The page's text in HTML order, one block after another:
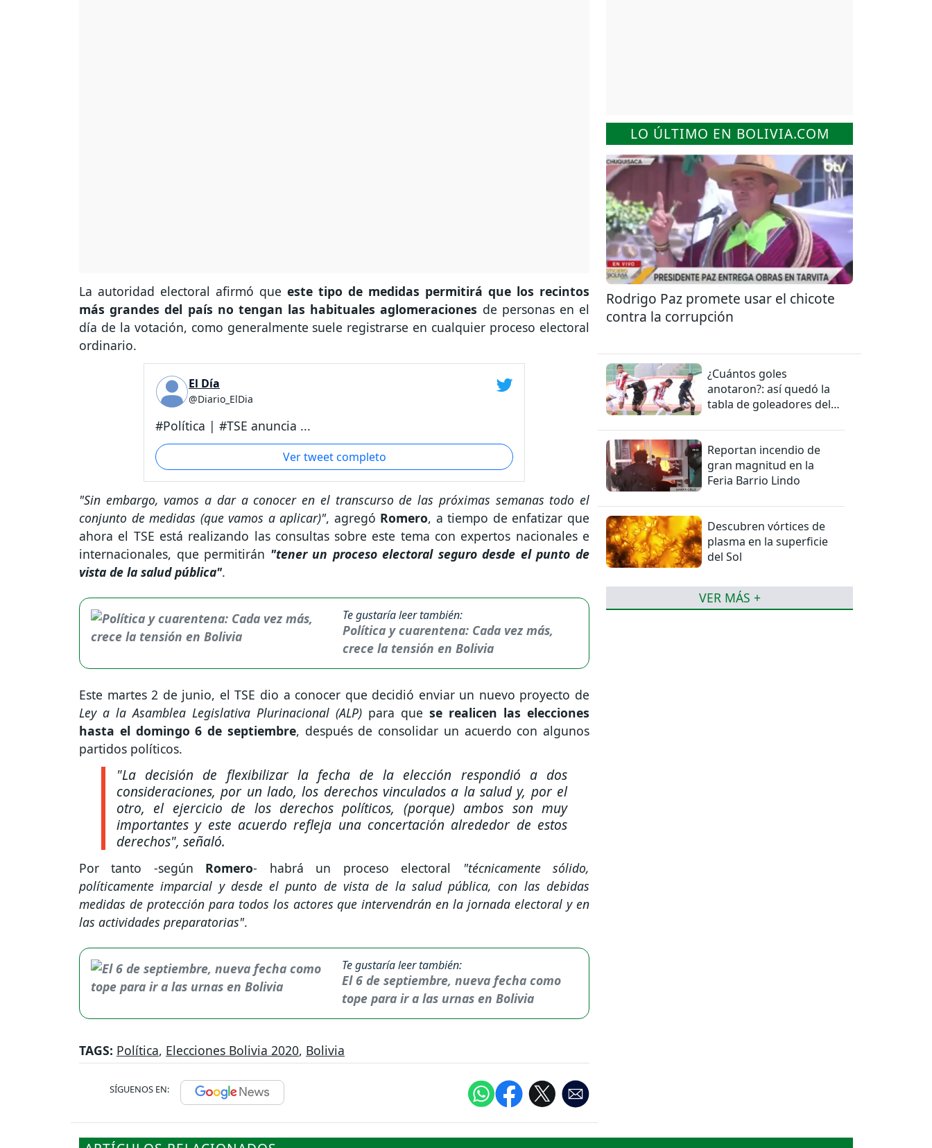
La autoridad electoral afirmó que este tipo de medidas permitirá que los recintos
más grandes del país no tengan las habituales aglomeraciones de personas en el
día de la votación, como generalmente suele registrarse en cualquier proceso electoral
ordinario.
El Día
@Diario_ElDia
#Política | #TSE anuncia ...
Ver tweet completo
"Sin embargo, vamos a dar a conocer en el transcurso de las próximas semanas todo el
conjunto de medidas (que vamos a aplicar)", agregó Romero, a tiempo de enfatizar que
ahora el TSE está realizando las consultas sobre este tema con expertos nacionales e
internacionales, que permitirán "tener un proceso electoral seguro desde el punto de
vista de la salud pública".
Te gustaría leer también:
Política y cuarentena: Cada vez más,
crece la tensión en Bolivia
Este martes 2 de junio, el TSE dio a conocer que decidió enviar un nuevo proyecto de
Ley a la Asamblea Legislativa Plurinacional (ALP) para que se realicen las elecciones
hasta el domingo 6 de septiembre, después de consolidar un acuerdo con algunos
partidos políticos.
"La decisión de flexibilizar la fecha de la elección respondió a dos
consideraciones, por un lado, los derechos vinculados a la salud y, por el
otro, el ejercicio de los derechos políticos, (porque) ambos son muy
importantes y este acuerdo refleja una concertación alrededor de estos
derechos", señaló.
Por tanto -según Romero- habrá un proceso electoral "técnicamente sólido,
políticamente imparcial y desde el punto de vista de la salud pública, con las debidas
medidas de protección para todos los actores que intervendrán en la jornada electoral y en
las actividades preparatorias".
Te gustaría leer también:
El 6 de septiembre, nueva fecha como
tope para ir a las urnas en Bolivia
TAGS: Política, Elecciones Bolivia 2020, Bolivia
SÍGUENOS EN:
LO ÚLTIMO EN BOLIVIA.COM
Rodrigo Paz promete usar el chicote
contra la corrupción
¿Cuántos goles
anotaron?: así quedó la
tabla de goleadores del
Reportan incendio de
gran magnitud en la
Feria Barrio Lindo
Descubren vórtices de
plasma en la superficie
del Sol
VER MÁS +